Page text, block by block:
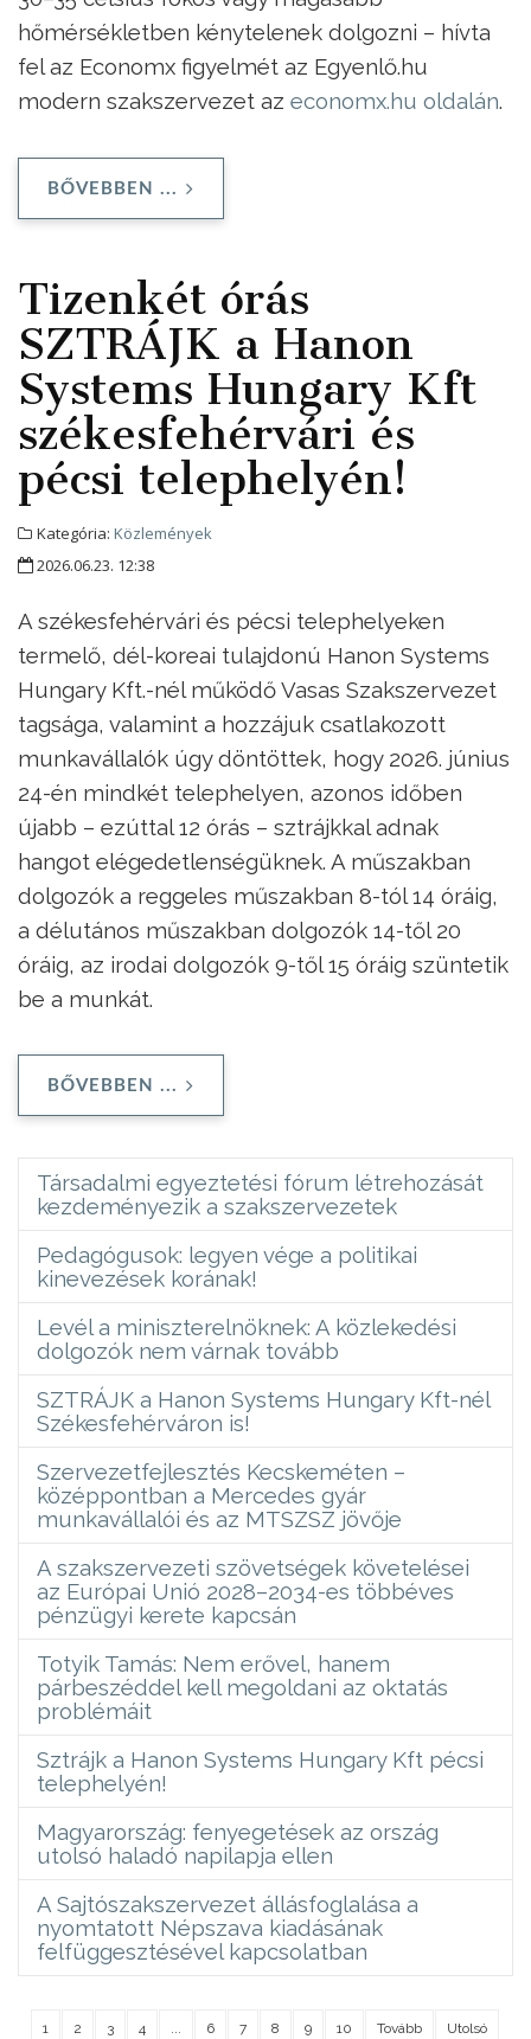
hőmérsékletben kénytelenek dolgozni – hívta
fel az Economx figyelmét az Egyenlő.hu
modern szakszervezet az economx.hu oldalán.
BŐVEBBEN ...
Tizenkét órás
SZTRÁJK a Hanon
Systems Hungary Kft
székesfehérvári és
pécsi telephelyén!
Kategória: Közlemények
2026.06.23. 12:38
A székesfehérvári és pécsi telephelyeken
termelő, dél-koreai tulajdonú Hanon Systems
Hungary Kft.-nél működő Vasas Szakszervezet
tagsága, valamint a hozzájuk csatlakozott
munkavállalók úgy döntöttek, hogy 2026. június
24-én mindkét telephelyen, azonos időben
újabb – ezúttal 12 órás – sztrájkkal adnak
hangot elégedetlenségüknek. A műszakban
dolgozók a reggeles műszakban 8-tól 14 óráig,
a délutános műszakban dolgozók 14-től 20
óráig, az irodai dolgozók 9-től 15 óráig szüntetik
be a munkát.
BŐVEBBEN ...
Társadalmi egyeztetési fórum létrehozását
kezdeményezik a szakszervezetek
Pedagógusok: legyen vége a politikai
kinevezések korának!
Levél a miniszterelnöknek: A közlekedési
dolgozók nem várnak tovább
SZTRÁJK a Hanon Systems Hungary Kft-nél
Székesfehérváron is!
Szervezetfejlesztés Kecskeméten –
középpontban a Mercedes gyár
munkavállalói és az MTSZSZ jövője
A szakszervezeti szövetségek követelései
az Európai Unió 2028–2034-es többéves
pénzügyi kerete kapcsán
Totyik Tamás: Nem erővel, hanem
párbeszéddel kell megoldani az oktatás
problémáit
Sztrájk a Hanon Systems Hungary Kft pécsi
telephelyén!
Magyarország: fenyegetések az ország
utolsó haladó napilapja ellen
A Sajtószakszervezet állásfoglalása a
nyomtatott Népszava kiadásának
felfüggesztésével kapcsolatban
1 2 3 4 ... 6 7 8 9 10 Tovább Utolsó